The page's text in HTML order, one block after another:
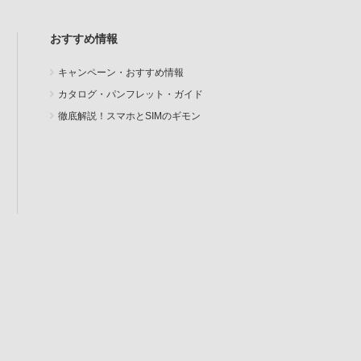
おすすめ情報
キャンペーン・おすすめ情報
カタログ・パンフレット・ガイド
徹底解説！スマホとSIMのギモン